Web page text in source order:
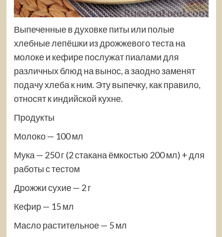
Выпеченные в духовке питы или полые
хлебные лепёшки из дрожжевого теста на
молоке и кефире послужат пиалами для
различных блюд на вынос, а заодно заменят
подачу хлеба к ним. Эту выпечку, как правило,
относят к индийской кухне.
Продукты
Молоко — 100 мл
Мука — 250 г (2 стакана ёмкостью 200 мл) + для
работы с тестом
Дрожжи сухие — 2 г
Кефир — 15 мл
Масло растительное — 5 мл